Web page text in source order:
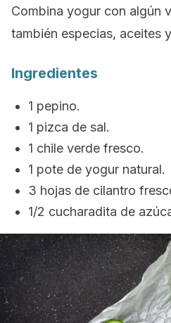
Combina yogur con algún
también especias, aceites
Ingredientes
1 pepino.
1 pizca de sal.
1 chile verde fresco.
1 pote de yogur natural.
3 hojas de cilantro
1/2 cucharadita de